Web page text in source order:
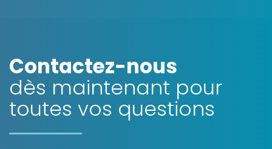
Contactez-nous
dès maintenant pour
toutes vos questions